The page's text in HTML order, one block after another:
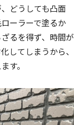
どうしても凸面
ーラーで塗るか
るを得ず、時間が
してしまうから、
す。